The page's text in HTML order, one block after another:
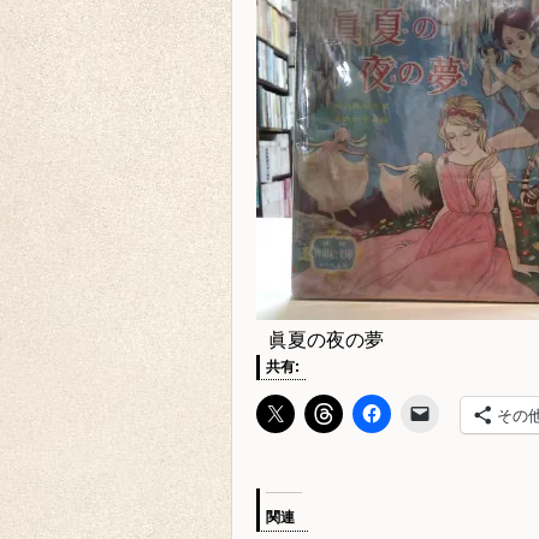
眞夏の夜の夢
共有:
その
関連